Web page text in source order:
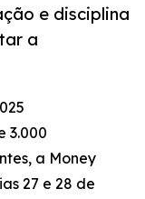
e disciplina
a
3.000
a Money
27 e 28 de